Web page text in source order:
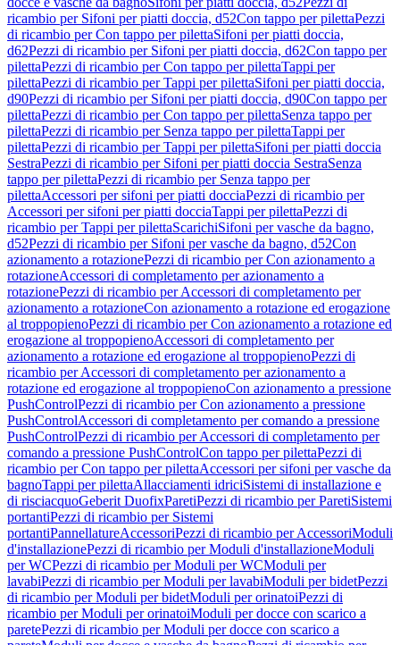
ricambio per Sifoni per piatti doccia, d52Con tappo per pilettaPezzi
di ricambio per Con tappo per pilettaSifoni per piatti doccia,
d62Pezzi di ricambio per Sifoni per piatti doccia, d62Con tappo per
pilettaPezzi di ricambio per Con tappo per pilettaTappi per
pilettaPezzi di ricambio per Tappi per pilettaSifoni per piatti doccia,
d90Pezzi di ricambio per Sifoni per piatti doccia, d90Con tappo per
pilettaPezzi di ricambio per Con tappo per pilettaSenza tappo per
pilettaPezzi di ricambio per Senza tappo per pilettaTappi per
pilettaPezzi di ricambio per Tappi per pilettaSifoni per piatti doccia
SestraPezzi di ricambio per Sifoni per piatti doccia SestraSenza
tappo per pilettaPezzi di ricambio per Senza tappo per
pilettaAccessori per sifoni per piatti docciaPezzi di ricambio per
Accessori per sifoni per piatti docciaTappi per pilettaPezzi di
ricambio per Tappi per pilettaScarichiSifoni per vasche da bagno,
d52Pezzi di ricambio per Sifoni per vasche da bagno, d52Con
azionamento a rotazionePezzi di ricambio per Con azionamento a
rotazioneAccessori di completamento per azionamento a
rotazionePezzi di ricambio per Accessori di completamento per
azionamento a rotazioneCon azionamento a rotazione ed erogazione
al troppopienoPezzi di ricambio per Con azionamento a rotazione ed
erogazione al troppopienoAccessori di completamento per
azionamento a rotazione ed erogazione al troppopienoPezzi di
ricambio per Accessori di completamento per azionamento a
rotazione ed erogazione al troppopienoCon azionamento a pressione
PushControlPezzi di ricambio per Con azionamento a pressione
PushControlAccessori di completamento per comando a pressione
PushControlPezzi di ricambio per Accessori di completamento per
comando a pressione PushControlCon tappo per pilettaPezzi di
ricambio per Con tappo per pilettaAccessori per sifoni per vasche da
bagnoTappi per pilettaAllacciamenti idriciSistemi di installazione e
di risciacquoGeberit DuofixParetiPezzi di ricambio per ParetiSistemi
portantiPezzi di ricambio per Sistemi
portantiPannellatureAccessoriPezzi di ricambio per AccessoriModuli
d'installazionePezzi di ricambio per Moduli d'installazioneModuli
per WCPezzi di ricambio per Moduli per WCModuli per
lavabiPezzi di ricambio per Moduli per lavabiModuli per bidetPezzi
di ricambio per Moduli per bidetModuli per orinatoiPezzi di
ricambio per Moduli per orinatoiModuli per docce con scarico a
paretePezzi di ricambio per Moduli per docce con scarico a